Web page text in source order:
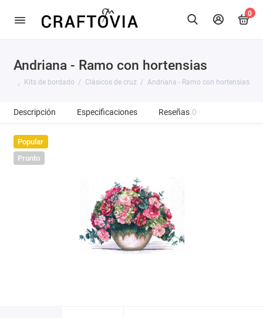
0
Andriana - Ramo con hortensias
Kits de bordado Clásicos de cruz Andriana - Ramo con hortensias
Descripción Especificaciones Reseñas 0
Popular
Pronto